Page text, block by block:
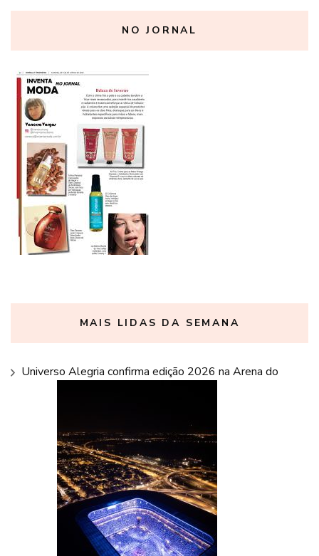
NO JORNAL
MAIS LIDAS DA SEMANA
Universo Alegria confirma edição 2026 na Arena do